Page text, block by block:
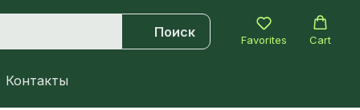
Поиск
Favorites Cart
Контакты